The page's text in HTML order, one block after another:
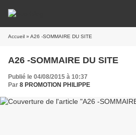
Accueil » A26 -SOMMAIRE DU SITE
A26 -SOMMAIRE DU SITE
Publié le 04/08/2015 à 10:37
Par 8 PROMOTION PHILIPPE